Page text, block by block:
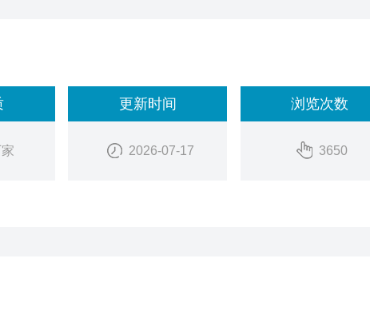
更新时间
2026-07-17
浏览次数
3650